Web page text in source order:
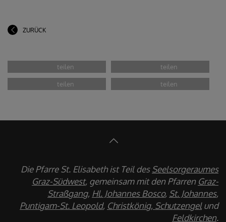
ZURÜCK
Die Pfarre St. Elisabeth ist Teil desSeelsorgeraumes
Graz-Südwest, gemeinsam mit den Pfarren Graz-
Straßgang, Hl. Johannes Bosco, St. Johannes,
Puntigam-St. Leopold, Christkönig, Schutzengelund
Feldkirchen.